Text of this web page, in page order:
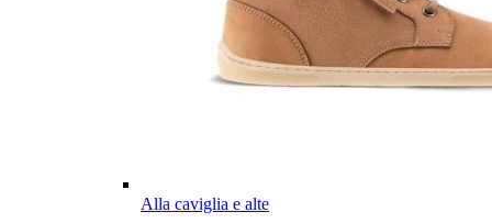
Alla caviglia e alte